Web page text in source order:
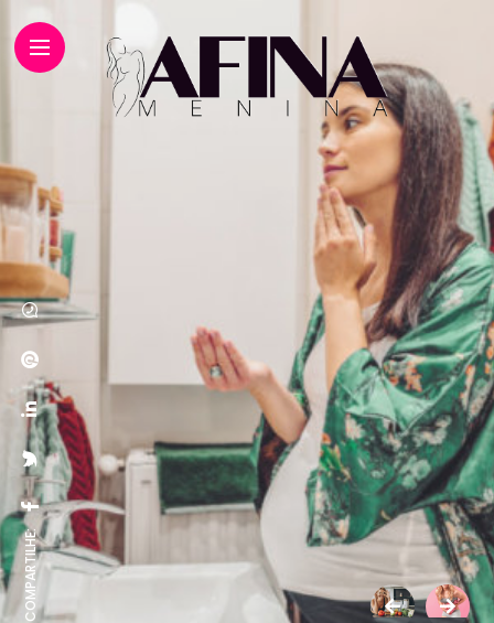
COMPARTILHE: